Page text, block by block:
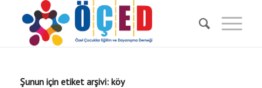
Şunun için etiket arşivi: köy